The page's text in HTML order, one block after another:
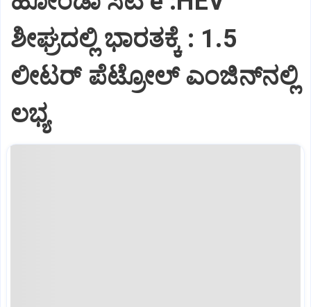
ಶೀಘ್ರದಲ್ಲಿ ಭಾರತಕ್ಕೆ : 1.5
ಲೀಟರ್‌ ಪೆಟ್ರೋಲ್‌ ಎಂಜಿನ್‌ನಲ್ಲಿ
ಲಭ್ಯ